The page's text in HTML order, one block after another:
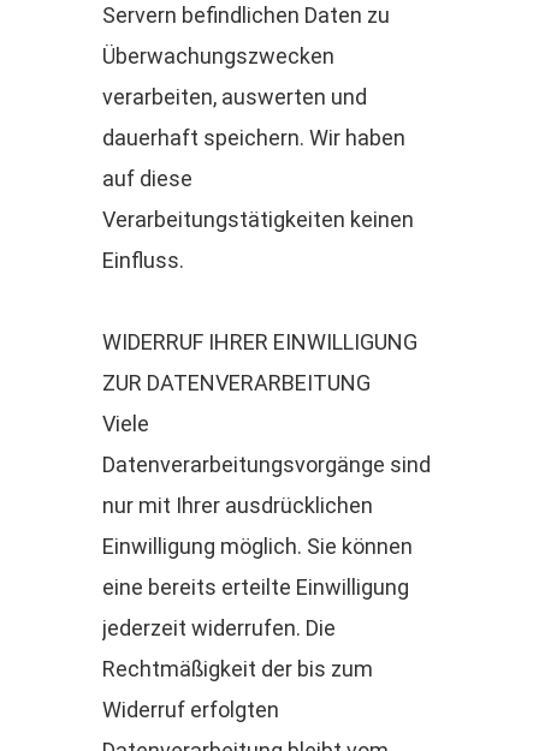
Servern befindlichen Daten zu
Überwachungszwecken
verarbeiten, auswerten und
dauerhaft speichern. Wir haben
auf diese
Verarbeitungstätigkeiten keinen
Einfluss.
WIDERRUF IHRER EINWILLIGUNG
ZUR DATENVERARBEITUNG
Viele
Datenverarbeitungsvorgänge sind
nur mit Ihrer ausdrücklichen
Einwilligung möglich. Sie können
eine bereits erteilte Einwilligung
jederzeit widerrufen. Die
Rechtmäßigkeit der bis zum
Widerruf erfolgten